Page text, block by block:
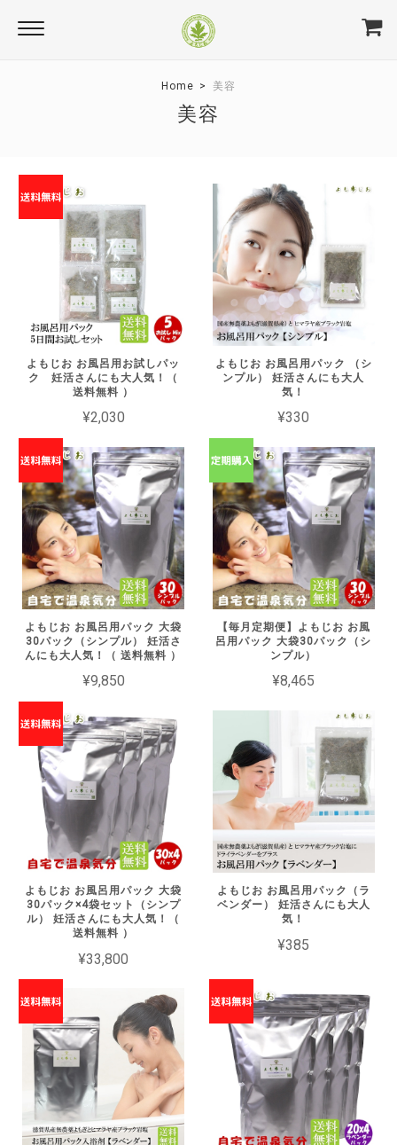
Home 美容
美容
よもじお お風呂用お試しパッ
ク 妊活さんにも大人気！（
送料無料 ）
¥2,030
よもじお お風呂用パック （シ
ンプル） 妊活さんにも大人
気！
¥330
よもじお お風呂用パック 大袋
30パック（シンプル） 妊活さ
んにも大人気！（ 送料無料 ）
¥9,850
【毎月定期便】よもじお お風
呂用パック 大袋30パック（シ
ンプル）
¥8,465
よもじお お風呂用パック 大袋
30パック×4袋セット（シンプ
ル） 妊活さんにも大人気！（
送料無料 ）
¥33,800
よもじお お風呂用パック（ラ
ベンダー） 妊活さんにも大人
気！
¥385